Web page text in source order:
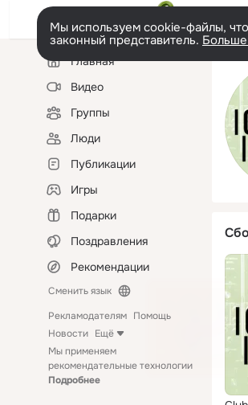
Мы используем cookie-файлы,
законный представитель.
Левая
колонкаГлавная
Видео
Группы
Люди
Публикации
Игры
Подарки
Поздравления
Рекомендации
Сменить язык
Рекламодателям Помощь
Новости Ещё
Мы применяем
рекомендательные технологии
Подробнее